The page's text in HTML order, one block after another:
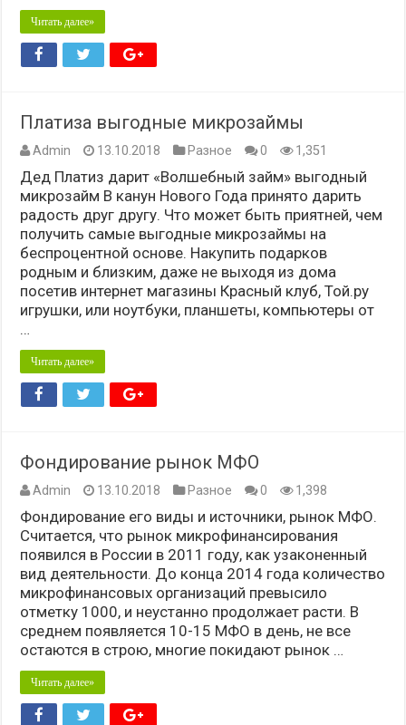
Читать далее»
Платиза выгодные микрозаймы
Admin 13.10.2018 Разное 0 1,351
Дед Платиз дарит «Волшебный займ» выгодный
микрозайм В канун Нового Года принято дарить
радость друг другу. Что может быть приятней, чем
получить самые выгодные микрозаймы на
беспроцентной основе. Накупить подарков
родным и близким, даже не выходя из дома
посетив интернет магазины Красный клуб, Той.ру
игрушки, или ноутбуки, планшеты, компьютеры от
…
Читать далее»
Фондирование рынок МФО
Admin 13.10.2018 Разное 0 1,398
Фондирование его виды и источники, рынок МФО.
Считается, что рынок микрофинансирования
появился в России в 2011 году, как узаконенный
вид деятельности. До конца 2014 года количество
микрофинансовых организаций превысило
отметку 1000, и неустанно продолжает расти. В
среднем появляется 10-15 МФО в день, не все
остаются в строю, многие покидают рынок …
Читать далее»